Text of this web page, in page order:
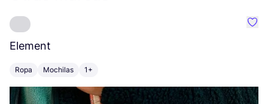
Element
Ropa Mochilas 1+